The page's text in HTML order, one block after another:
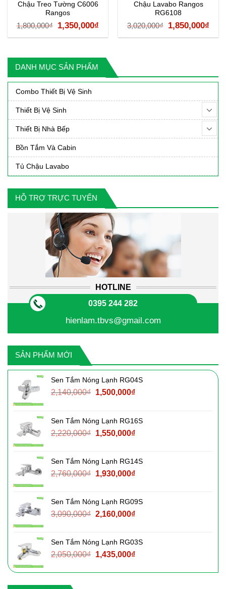
DANH MỤC SẢN PHẨM
Combo Thiết Bị Vệ Sinh
Thiết Bị Vệ Sinh
Thiết Bị Nhà Bếp
Bồn Tắm Và Cabin
Tủ Chậu Lavabo
HỖ TRỢ TRỰC TUYẾN
HOTLINE
0395 244 282
hienlam.tbvs@gmail.com
SẢN PHẨM MỚI
Sen Tắm Nóng Lạnh RG04S
2,140,000₫ Giá
2,140,000₫.
1,500,000₫Giá
là:
1,500,000₫.
Sen Tắm Nóng Lạnh RG16S
2,220,000₫ Giá
2,220,000₫.
1,550,000₫Giá
là:
1,550,000₫.
Sen Tắm Nóng Lạnh RG14S
2,760,000₫ Giá
2,760,000₫.
1,930,000₫Giá
là:
1,930,000₫.
Sen Tắm Nóng Lạnh RG09S
3,090,000₫ Giá
3,090,000₫.
2,160,000₫Giá
là:
2,160,000₫.
Sen Tắm Nóng Lạnh RG03S
2,050,000₫ Giá
là:
1,435,000₫Giá
tại
Chậu Treo Tường C6006
Rangos
1,800,000₫
Giá
gốc
1,800,000₫.
1,350,000₫
hiện
là:
1,350,000₫.
Chậu Lavabo Rangos
RG6108
3,020,000₫
Giá
gốc
1,850,000₫
hiện